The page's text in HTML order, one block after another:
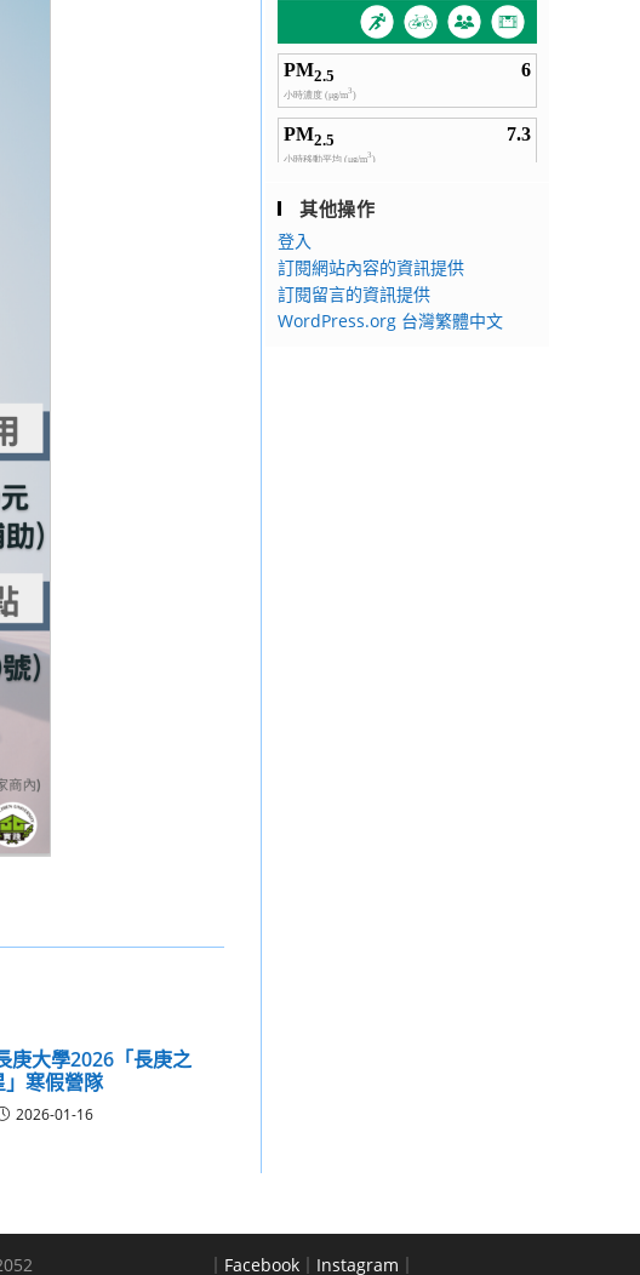
庚大學2026「長庚之
」寒假營隊
2026-01-16
其他操作
登入
訂閱網站內容的資訊提供
訂閱留言的資訊提供
WordPress.org 台灣繁體中文
｜ Facebook ｜ Instagram ｜